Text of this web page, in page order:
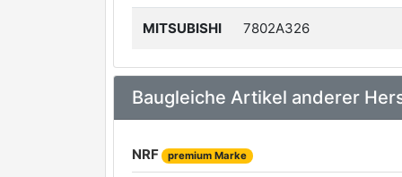
MITSUBISHI 7802A326
Baugleiche Artikel anderer
NRF premium Marke